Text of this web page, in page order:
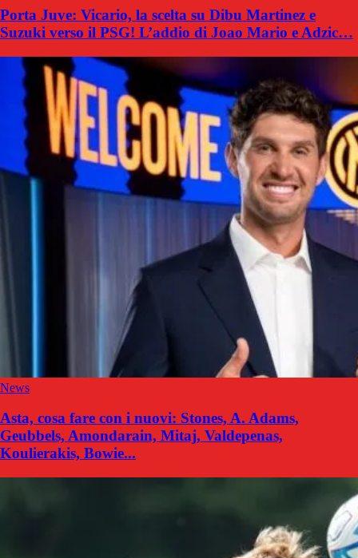
Porta Juve: Vicario, la scelta su Dibu Martinez e
Suzuki verso il PSG! L’addio di Joao Mario e Adzic…
News
Asta, cosa fare con i nuovi: Stones, A. Adams,
Geubbels, Amondarain, Mitaj, Valdepenas,
Koulierakis, Bowie...